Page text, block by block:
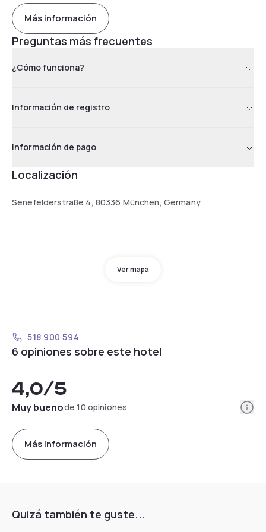
Más información
Preguntas más frecuentes
¿Cómo funciona?
Información de registro
Información de pago
Localización
Senefelderstraße 4, 80336 München, Germany
Ver mapa
518 900 594
6 opiniones sobre este hotel
4,0/5
Muy buenode 10 opiniones
Más información
Quizá también te guste...